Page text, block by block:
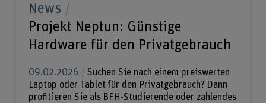
News
Projekt Neptun: Günstige
Hardware für den Privatgebrauch
09.02.2026
Suchen Sie nach einem preiswerten
Laptop oder Tablet für den Privatgebrauch? Dann
profitieren Sie als BFH-Studierende oder zahlendes